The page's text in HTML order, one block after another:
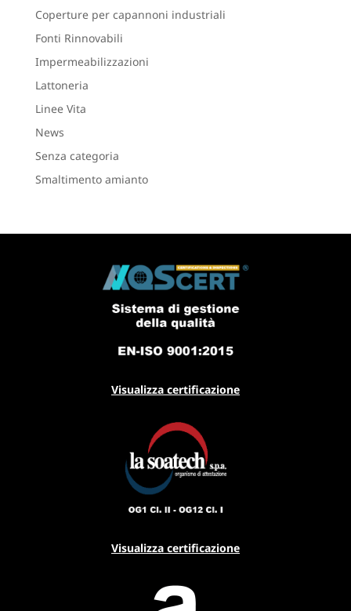
Coperture per capannoni industriali
Fonti Rinnovabili
Impermeabilizzazioni
Lattoneria
Linee Vita
News
Senza categoria
Smaltimento amianto
Visualizza certificazione
Visualizza certificazione